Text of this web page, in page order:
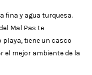
fina y agua turquesa.
Mal Pas te
playa, tiene un casco
el mejor ambiente de la